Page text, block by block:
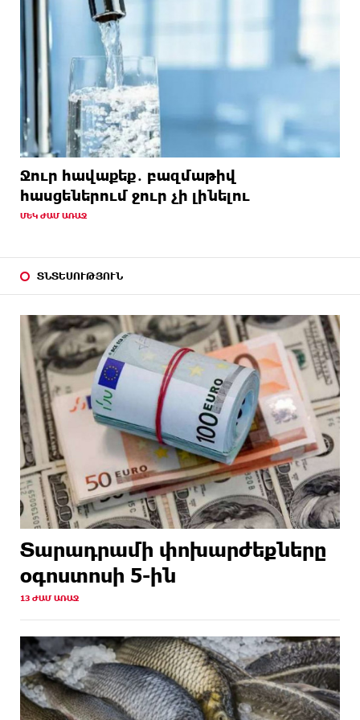
Ջուր հավաքեք․ բազմաթիվ
հասցեներում ջուր չի լինելու
ՄԵԿ ԺԱՄ ԱՌԱՋ
ՏՆՏԵՍՈՒԹՅՈՒՆ
Տարադրամի փոխարժեքները
օգոստոսի 5-ին
13 ԺԱՄ ԱՌԱՋ